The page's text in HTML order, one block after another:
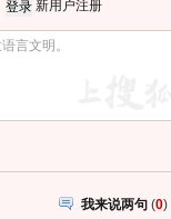
新用户注册
我来说两句 (0)